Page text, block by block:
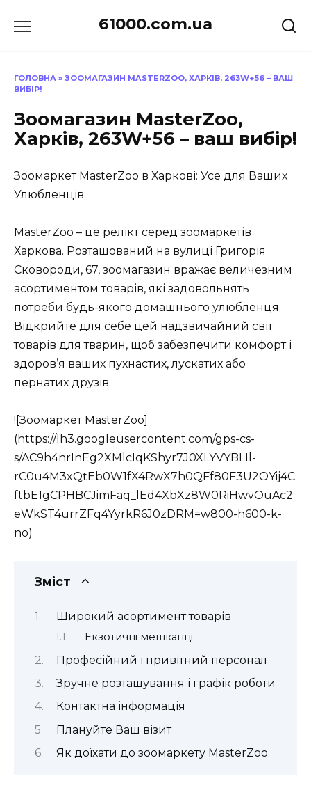
до
61000.com.ua
ГОЛОВНА » ЗООМАГАЗИН MASTERZOO, ХАРКІВ, 263W+56 – ВАШ
ВИБІР!
Зоомагазин MasterZoo,
Харків, 263W+56 – ваш вибір!
Зоомаркет MasterZoo в Харкові: Усе для Ваших
Улюбленців
MasterZoo – це релікт серед зоомаркетів
Харкова. Розташований на вулиці Григорія
Сковороди, 67, зоомагазин вражає величезним
асортиментом товарів, які задовольнять
потреби будь-якого домашнього улюбленця.
Відкрийте для себе цей надзвичайний світ
товарів для тварин, щоб забезпечити комфорт і
здоров’я ваших пухнастих, лускатих або
пернатих друзів.
![Зоомаркет MasterZoo]
(https://lh3.googleusercontent.com/gps-cs-
s/AC9h4nrInEg2XMlcIqKShyr7J0XLYVYBLIl-
rC0u4M3xQtEb0W1fX4RwX7h0QFf80F3U2OYij4C
ftbE1gCPHBCJimFaq_lEd4XbXz8W0RiHwvOuAc2
eWkST4urrZFq4YyrkR6J0zDRM=w800-h600-k-
no)
Зміст
Широкий асортимент товарів
Екзотичні мешканці
Професійний і привітний персонал
Зручне розташування і графік роботи
Контактна інформація
Плануйте Ваш візит
Як доїхати до зоомаркету MasterZoo